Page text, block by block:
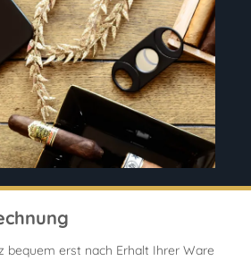
bequem erst nach Erhalt Ihrer Ware